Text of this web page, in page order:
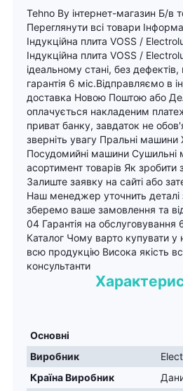
Tehno By інтернет-магазин Б/в
Переглянути всі товари
Індукційна плита VOSS /
Індукційна плита VOSS /
ідеальному стані, без
гарантія 6 міс.Відправляємо в
доставка Новою Поштою або
оплачується накладеним
приват банку, завдаток не
зверніть увагу Пральні
Посудомийні машини Сушильні
асортимент товарів Як зробити
Залиште заявку на сайті або
Наш менеджер уточнить
зберемо ваше замовлення та
04 Гарантія на обслуговування
Каталог Чому варто купувати у
всю продукцію Висока якість
консультанти
Основні
Виробник
Країна Виробник